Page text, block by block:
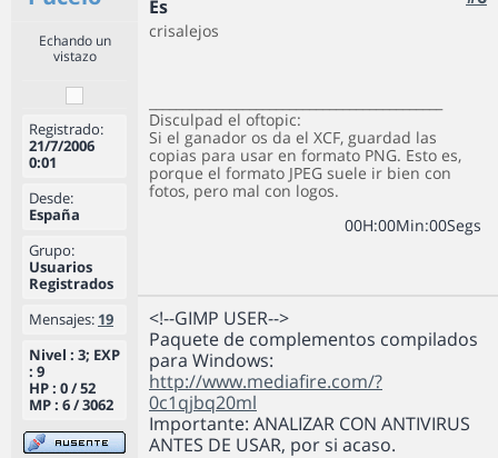
Es
Echando un
vistazo
Registrado:
21/7/2006
0:01
Desde:
España
Grupo:
Usuarios
Registrados
Mensajes: 19
Nivel : 3; EXP
: 9
HP : 0 / 52
MP : 6 / 3062
crisalejos
Disculpad el oftopic:
Si el ganador os da el XCF, guardad las
copias para usar en formato PNG. Esto es,
porque el formato JPEG suele ir bien con
fotos, pero mal con logos.
00H:00Min:00Segs
<!--GIMP USER-->
Paquete de complementos compilados
para Windows:
http://www.mediafire.com/?
0c1qjbq20ml
Importante: ANALIZAR CON ANTIVIRUS
ANTES DE USAR, por si acaso.